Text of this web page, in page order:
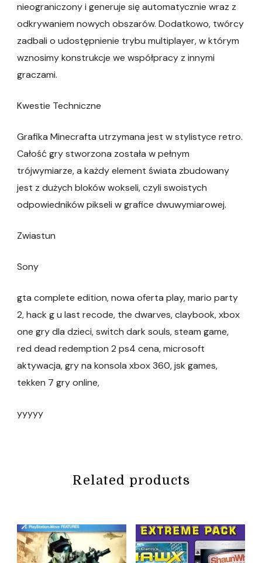
nieograniczony i generuje się automatycznie wraz z
odkrywaniem nowych obszarów. Dodatkowo, twórcy
zadbali o udostępnienie trybu multiplayer, w którym
wznosimy konstrukcje we współpracy z innymi
graczami.
Kwestie Techniczne
Grafika Minecrafta utrzymana jest w stylistyce retro.
Całość gry stworzona została w pełnym
trójwymiarze, a każdy element świata zbudowany
jest z dużych bloków wokseli, czyli swoistych
odpowiedników pikseli w grafice dwuwymiarowej.
Zwiastun
Sony
gta complete edition, nowa oferta play, mario party
2, hack g u last recode, the dwarves, claybook, xbox
one gry dla dzieci, switch dark souls, steam game,
red dead redemption 2 ps4 cena, microsoft
aktywacja, gry na konsola xbox 360, jsk games,
tekken 7 gry online,
yyyyy
Related products